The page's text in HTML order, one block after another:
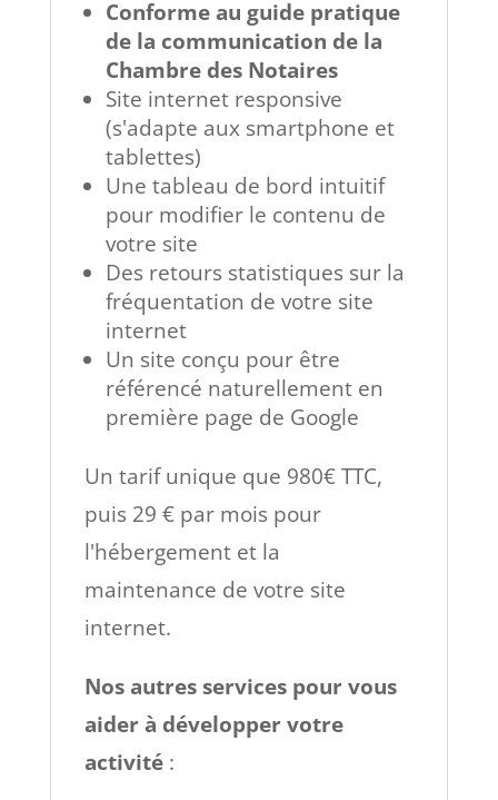
Conforme au guide pratique
de la communication de la
Chambre des Notaires
Site internet responsive
(s'adapte aux smartphone et
tablettes)
Une tableau de bord intuitif
pour modifier le contenu de
votre site
Des retours statistiques sur la
fréquentation de votre site
internet
Un site conçu pour être
référencé naturellement en
première page de Google
Un tarif unique que 980€ TTC,
puis 29 € par mois pour
l'hébergement et la
maintenance de votre site
internet.
Nos autres services pour vous
aider à développer votre
activité: